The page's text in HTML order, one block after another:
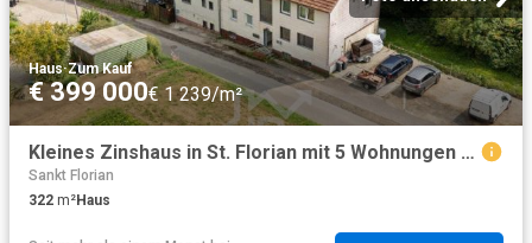
Haus·Zum Kauf
€ 399 000€ 1 239/m²
Kleines Zinshaus in St. Florian mit 5 Wohnungen zu verkaufen ca. 5% Rendite!
Sankt Florian
322 m²Haus